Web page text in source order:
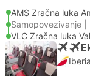
AMS Zračna luka
Samopovezivanje |
VLC Zračna luka
Iberia